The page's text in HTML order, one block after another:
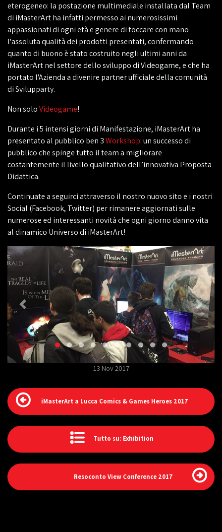
eterogeneo: la postazione multimediale installata dal Team
di iMasterArt ha infatti permesso ai numerosissimi
appassionati di ogni età e genere di toccare con mano
l'assoluta qualità dei prodotti presentati, confermando
quanto di buono è stato costruito negli ultimi anni da
iMasterArt nel settore dello sviluppo di Videogame, e che ha
portato l'Azienda a divenire partner ufficiale della comunità
di Svilupparty.
Non soloVideogame!
Durante i 5 intensi giorni di Manifestazione, iMasterArt ha
presentato al pubblico ben 3Workshop: un successo di
pubblico che spinge tutto il team a migliorare
costantemente il livello qualitativo dell’innovativa Proposta
Didattica.
Continuate a seguirci attraverso il nostro nuovo sito e i nostri
Social (Facebook, Twitter) per rimanere aggiornati sulle
numerose ed interessanti novità che ogni giorno danno vita
al dinamico Universo di iMasterArt!
13 Nov 2017
iMasterArt a Lucca Comics & Games Heroes 2017
Tutto su: Exhibition
Resoconto View Conference 2017